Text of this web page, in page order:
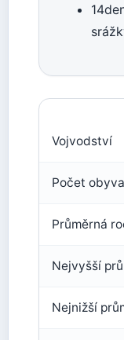
Vojvodství
Počet
Průměrná
Nejvyšší
Nejnižší